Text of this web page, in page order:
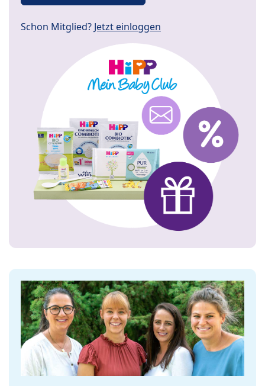
Schon Mitglied? Jetzt einloggen